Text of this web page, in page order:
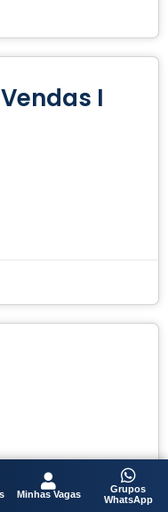
I
Minhas Vagas
Grupos
WhatsApp